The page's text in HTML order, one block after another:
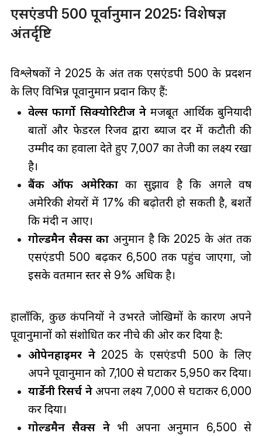
एसएंडपी 500 पूर्वानुमान 2025: विशेषज्ञ
अंतर्दृष्टि
विश्लेषकों ने 2025 के अंत तक एसएंडपी 500 के प्रदर्शन
के लिए विभिन्न पूर्वानुमान प्रदान किए हैं:
वेल्स फार्गो सिक्योरिटीज नेमजबूत आर्थिक बुनियादी
बातों और फेडरल रिजर्व द्वारा ब्याज दर में कटौती की
उम्मीद का हवाला देते हुए 7,007 का तेजी का लक्ष्य रखा
है।
बैंक ऑफ अमेरिकाका सुझाव है कि अगले वर्ष
अमेरिकी शेयरों में 17% की बढ़ोतरी हो सकती है, बशर्ते
कि मंदी न आए।
गोल्डमैन सैक्स का अनुमान है कि 2025 के अंत तक
एसएंडपी 500 बढ़कर 6,500 तक पहुंच जाएगा, जो
इसके वर्तमान स्तर से 9% अधिक है।
हालाँकि, कुछ कंपनियों ने उभरते जोखिमों के कारण अपने
पूर्वानुमानों को संशोधित कर नीचे की ओर कर दिया है:
ओपेनहाइमर ने2025 के एसएंडपी 500 के लिए
अपने पूर्वानुमान को 7,100 से घटाकर 5,950 कर दिया।
यार्डेनी रिसर्च नेअपना लक्ष्य 7,000 से घटाकर 6,000
कर दिया।
गोल्डमैन सैक्स नेभी अपना अनुमान 6,500 से